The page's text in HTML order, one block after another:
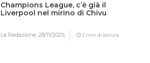
Champions League, c’è già il
Liverpool nel mirino di Chivu
La Redazione,28/11/2025 2 min di lettura